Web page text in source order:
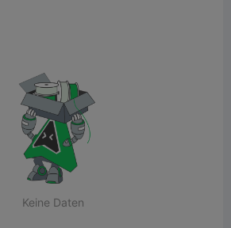
Keine Daten